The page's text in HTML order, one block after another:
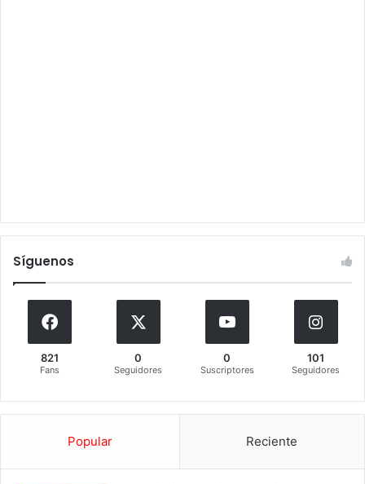
Síguenos
821
Fans
0
Seguidores
0
Suscriptores
101
Seguidores
Popular Reciente